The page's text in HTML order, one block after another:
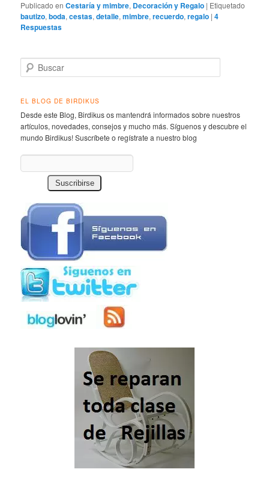
Publicado en Cestaría y mimbre, Decoración y Regalo | Etiquetado
bautizo,boda,cestas,detalle,mimbre,recuerdo,regalo |4
Respuestas
Buscar
EL BLOG DE BIRDIKUS
Desde este Blog, Birdikus os mantendrá informados sobre nuestros
artículos, novedades, consejos y mucho más. Síguenos y descubre el
mundo Birdikus! Suscríbete o regístrate a nuestro blog